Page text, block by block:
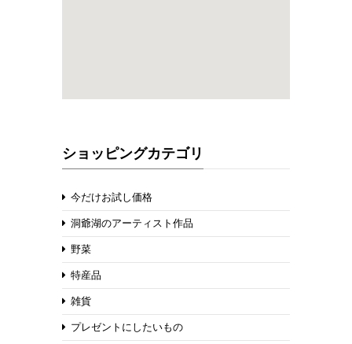
ショッピングカテゴリ
今だけお試し価格
洞爺湖のアーティスト作品
野菜
特産品
雑貨
プレゼントにしたいもの